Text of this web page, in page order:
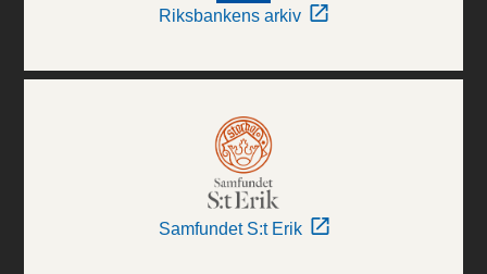
Riksbankens arkiv
Samfundet S:t Erik